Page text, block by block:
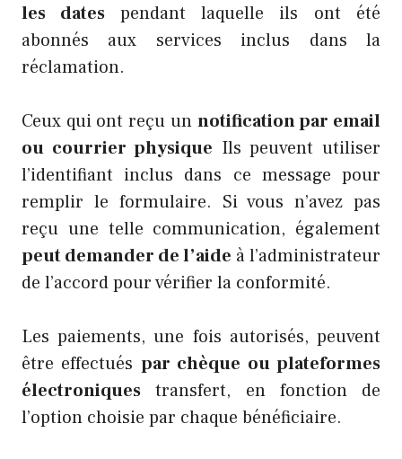
les dates pendant laquelle ils ont été
abonnés aux services inclus dans la
réclamation.
Ceux qui ont reçu un notification par email
ou courrier physique Ils peuvent utiliser
l’identifiant inclus dans ce message pour
remplir le formulaire. Si vous n’avez pas
reçu une telle communication, également
peut demander de l’aide à l’administrateur
de l’accord pour vérifier la conformité.
Les paiements, une fois autorisés, peuvent
être effectués par chèque ou plateformes
électroniques transfert, en fonction de
l’option choisie par chaque bénéficiaire.